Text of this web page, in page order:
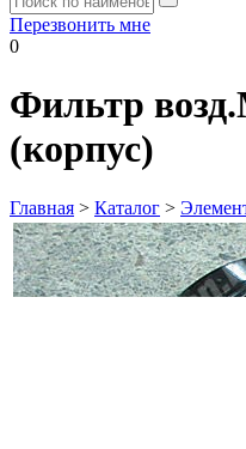
Перезвонить мне
0
Фильтр
(корпус)
Главная > Каталог >